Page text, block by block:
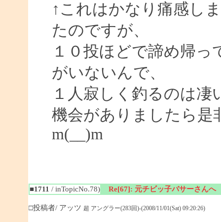
↑これはかなり痛感し
たのですが、
１０投ほどで諦め帰
がいないんで、
１人寂しく釣るのは凄
機会がありましたら
m(__)m
■1711 / inTopicNo.78) Re[67]: 元チビッ子バサーさんへ
□投稿者/ アッツ 超 アングラー(283回)-(2008/11/01(Sat) 09:20:26)